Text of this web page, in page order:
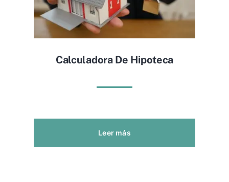
Calculadora De Hipoteca
Leer más